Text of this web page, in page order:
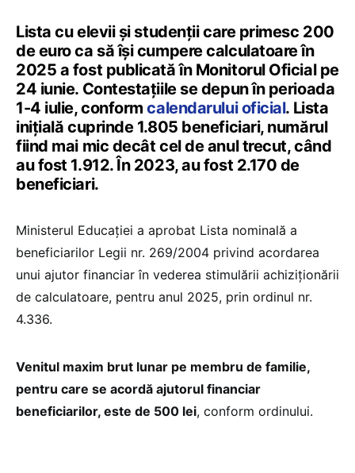
Lista cu elevii și studenții care primesc 200
de euro ca să își cumpere calculatoare în
2025 a fost publicată în Monitorul Oficial pe
24 iunie. Contestațiile se depun în perioada
1-4 iulie, conformcalendarului oficial. Lista
inițială cuprinde 1.805 beneficiari, numărul
fiind mai mic decât cel de anul trecut, când
au fost 1.912. În 2023, au fost 2.170 de
beneficiari.
Ministerul Educației a aprobat Lista nominală a
beneficiarilor Legii nr. 269/2004 privind acordarea
unui ajutor financiar în vederea stimulării achiziționării
de calculatoare, pentru anul 2025, prin ordinul nr.
4.336.
Venitul maxim brut lunar pe membru de familie,
pentru care se acordă ajutorul financiar
beneficiarilor, este de 500 lei, conform ordinului.